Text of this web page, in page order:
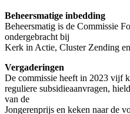
Beheersmatige inbedding
Beheersmatig is de Commissie
ondergebracht bij
Kerk in Actie, Cluster Zending
Vergaderingen
De commissie heeft in 2023 vijf
reguliere subsidieaanvragen,
van de
Jongerenprijs en keken naar de